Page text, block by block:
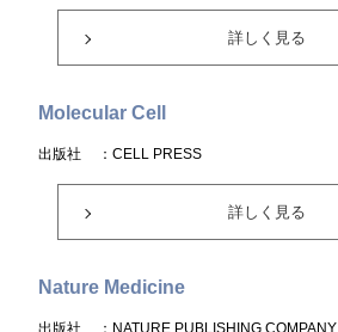
詳しく見る
Molecular Cell
出版社 ：CELL PRESS
詳しく見る
Nature Medicine
出版社 ：NATURE PUBLISHING COMPANY